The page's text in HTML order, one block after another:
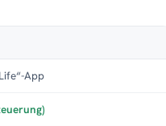
App